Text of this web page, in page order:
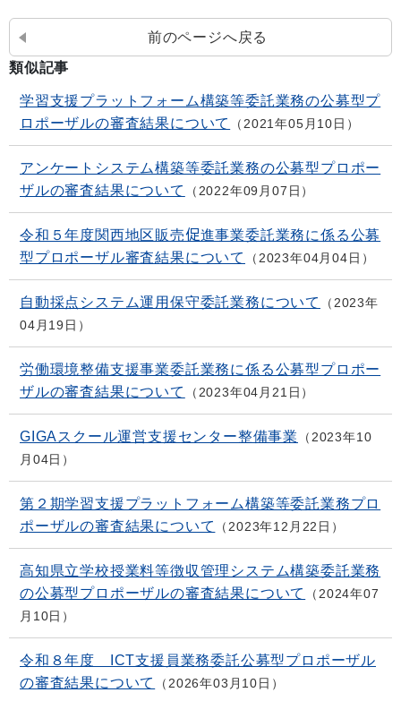
前のページへ戻る
類似記事
学習支援プラットフォーム構築等委託業務の公募型プ
ロポーザルの審査結果について
2021年05月10日
アンケートシステム構築等委託業務の公募型プロポー
ザルの審査結果について
2022年09月07日
令和５年度関西地区販売促進事業委託業務に係る公募
型プロポーザル審査結果について
2023年04月04日
自動採点システム運用保守委託業務について
2023年
04月19日
労働環境整備支援事業委託業務に係る公募型プロポー
ザルの審査結果について
2023年04月21日
GIGAスクール運営支援センター整備事業
2023年10
月04日
第２期学習支援プラットフォーム構築等委託業務プロ
ポーザルの審査結果について
2023年12月22日
高知県立学校授業料等徴収管理システム構築委託業務
の公募型プロポーザルの審査結果について
2024年07
月10日
令和８年度 ICT支援員業務委託公募型プロポーザル
の審査結果について
2026年03月10日